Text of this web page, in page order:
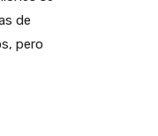
de
pero